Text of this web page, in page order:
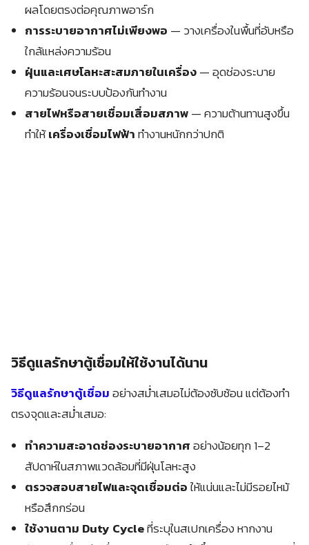
ผลโดยตรงต่อคุณภาพอาร์ก
การระบายอากาศไม่เพียงพอ — วางเครื่องในพื้นที่อับหรือ
ใกล้แหล่งความร้อน
ฝุ่นและเศษโลหะสะสมภายในเครื่อง— อุดช่องระบาย
ความร้อนจนระบบป้องกันทำงาน
สายไฟหรือสายเชื่อมเสื่อมสภาพ— ความต้านทานสูงขึ้น
ทำให้เครื่องเชื่อมไฟฟ้าทำงานหนักกว่าปกติ
วิธีดูแลรักษาตู้เชื่อมให้ใช้งานได้นาน
วิธีดูแลรักษาตู้เชื่อมอย่างสม่ำเสมอไม่ต้องซับซ้อน แต่ต้องทำ
ตรงจุดและสม่ำเสมอ:
ทำความสะอาดช่องระบายอากาศอย่างน้อยทุก 1–2
สัปดาห์ในสภาพแวดล้อมที่มีฝุ่นโลหะสูง
ตรวจสอบสายไฟและจุดเชื่อมต่อให้แน่นและไม่มีรอยไหม้
หรือสึกกร่อน
ใช้งานตาม Duty Cycleที่ระบุในสเปกเครื่อง หากงาน